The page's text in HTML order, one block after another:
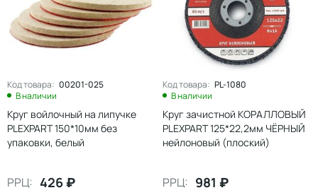
Код товара: 00201-025
В наличии
Круг войлочный на липучке
PLEXPART 150*10мм без
упаковки, белый
РРЦ: 426₽
Код товара: PL-1080
В наличии
Круг зачистной КОРАЛЛОВЫЙ
PLEXPART 125*22,2мм ЧЁРНЫЙ
нейлоновый (плоский)
РРЦ: 981 ₽